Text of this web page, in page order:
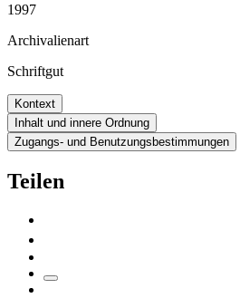
1997
Archivalienart
Schriftgut
Kontext
Inhalt und innere Ordnung
Zugangs- und Benutzungsbestimmungen
Teilen